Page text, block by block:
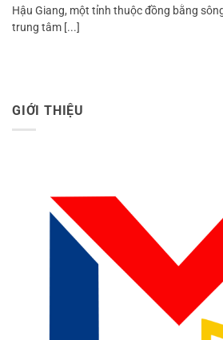
Hậu Giang, một tỉnh thuộc đồng bằng
trung tâm [...]
GIỚI THIỆU